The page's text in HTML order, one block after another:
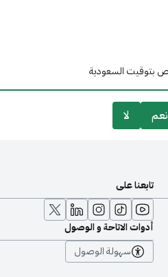
نعم لا
تابعنا على
أدوات الاتاحة و الوصول
سهولة الوصول